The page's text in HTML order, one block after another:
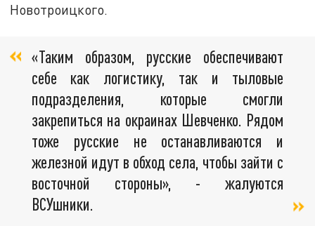
Новотроицкого.
«Таким образом, русские обеспечивают
себе как логистику, так и тыловые
подразделения, которые смогли
закрепиться на окраинах Шевченко. Рядом
тоже русские не останавливаются и
железной идут в обход села, чтобы зайти с
восточной стороны», - жалуются
ВСУшники.